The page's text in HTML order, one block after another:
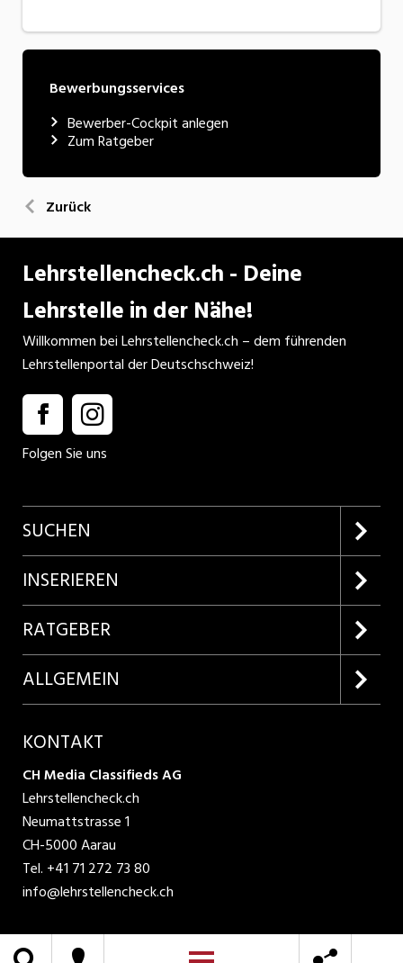
Bewerbungsservices
Bewerber-Cockpit anlegen
Zum Ratgeber
Zurück
Lehrstellencheck.ch - Deine
Lehrstelle in der Nähe!
Willkommen bei Lehrstellencheck.ch – dem führenden
Lehrstellenportal der Deutschschweiz!
Folgen Sie uns
SUCHEN
Firmenprofile entdecken
Lehrstellen suchen
INSERIEREN
Kundenlogin
Inserieren
Produkte
RATGEBER
Lehrberufe entdecken
ALLGEMEIN
AGB
Datenschutzbestimmungen
Nutzungsbedingungen
Impressum
KONTAKT
CH Media Classifieds AG
Lehrstellencheck.ch
Neumattstrasse 1
CH-5000 Aarau
Tel. +41 71 272 73 80
info@lehrstellencheck.ch